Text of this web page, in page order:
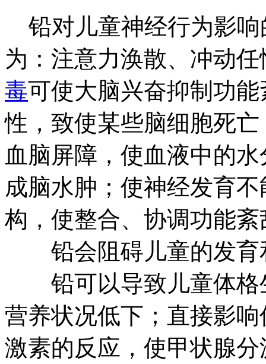
铅对儿童神经行为影响
为：注意力涣散、冲动
毒可使大脑兴奋抑制功
性，致使某些脑细胞死
血脑屏障，使血液中的
成脑水肿；使神经发育
构，使整合、协调功能紊
铅会阻碍儿童的发育
铅可以导致儿童体格
营养状况低下；直接影
激素的反应，使甲状腺